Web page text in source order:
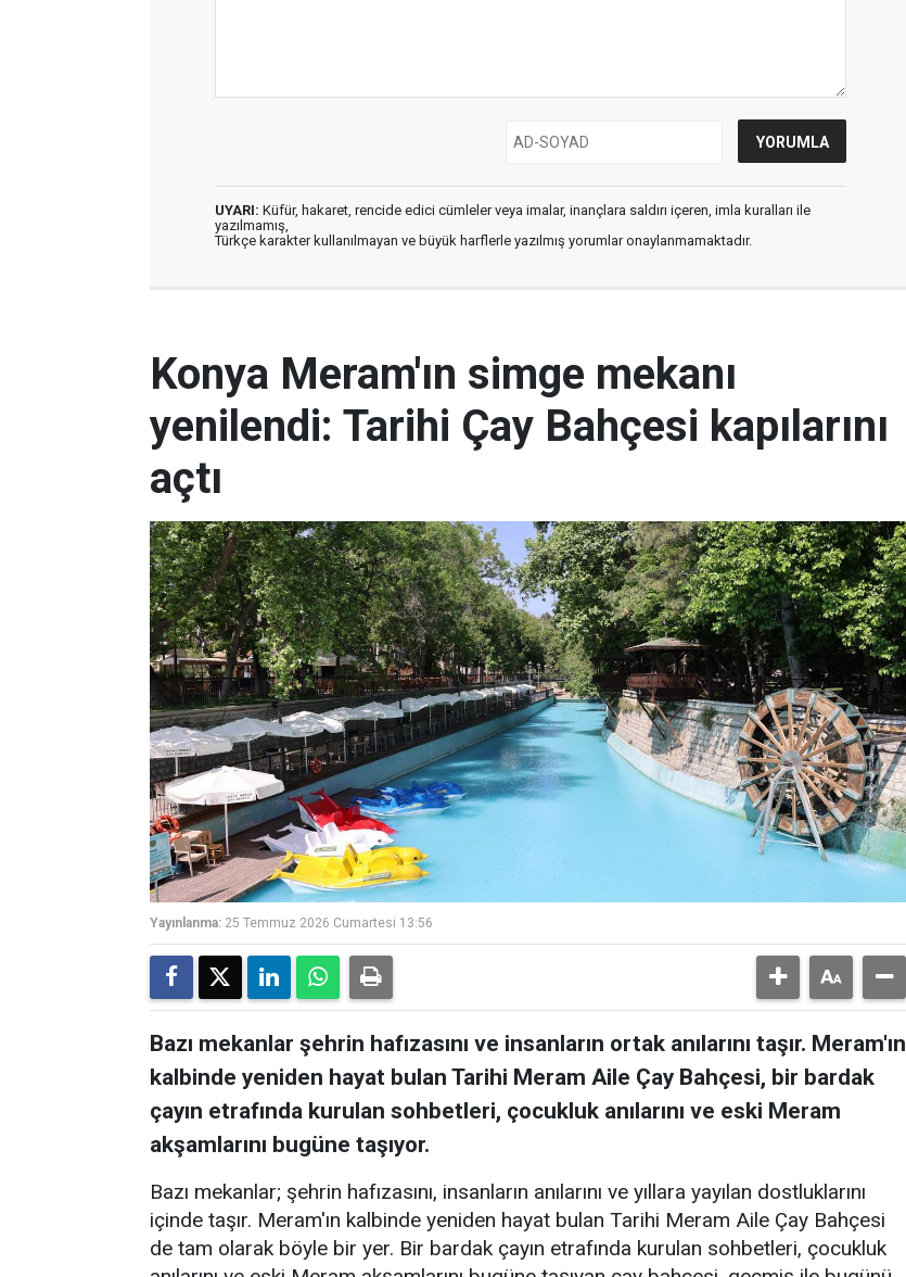
UYARI: Küfür, hakaret, rencide edici cümleler veya imalar, inançlara saldırı içeren, imla kuralları ile
yazılmamış,
Türkçe karakter kullanılmayan ve büyük harflerle yazılmış yorumlar onaylanmamaktadır.
Konya Meram'ın simge mekanı
yenilendi: Tarihi Çay Bahçesi kapılarını
açtı
Yayınlanma: 25 Temmuz 2026 Cumartesi 13:56
Bazı mekanlar şehrin hafızasını ve insanların ortak anılarını taşır. Meram'ın
kalbinde yeniden hayat bulan Tarihi Meram Aile Çay Bahçesi, bir bardak
çayın etrafında kurulan sohbetleri, çocukluk anılarını ve eski Meram
akşamlarını bugüne taşıyor.
Bazı mekanlar; şehrin hafızasını, insanların anılarını ve yıllara yayılan dostluklarını
içinde taşır. Meram'ın kalbinde yeniden hayat bulan Tarihi Meram Aile Çay Bahçesi
de tam olarak böyle bir yer. Bir bardak çayın etrafında kurulan sohbetleri, çocukluk